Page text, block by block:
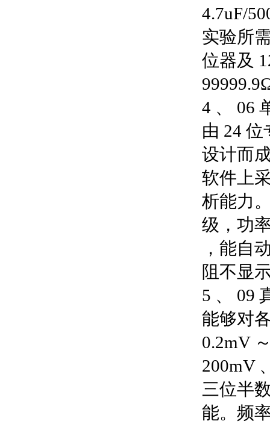
4.7uF/
实验所
位器及
4 、 06
由 24
设计而
软件上
析能力
级，功
，能自
阻不显
5 、 09
能够对
0.2mV
200mV
三位半
能。频